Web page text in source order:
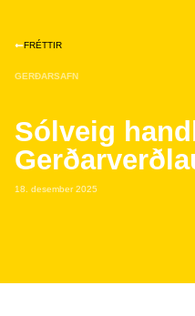
FRÉTTIR
GERÐARSAFN
Sólveig
18. desember 2025